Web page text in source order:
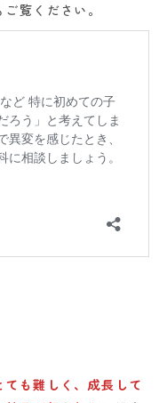
ご覧ください。
も難しく、成長して